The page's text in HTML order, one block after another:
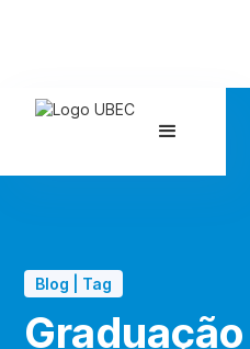
Blog | Tag
Graduação